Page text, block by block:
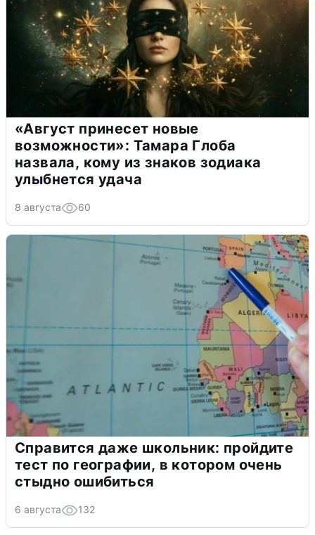
«Август принесет новые
возможности»: Тамара Глоба
назвала, кому из знаков зодиака
улыбнется удача
8 августа 60
Справится даже школьник: пройдите
тест по географии, в котором очень
стыдно ошибиться
6 августа 132